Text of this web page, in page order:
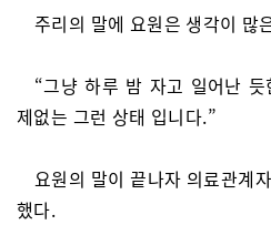
주리의 말에 요원은 생각이 많
“그냥 하루 밤 자고 일어난
제없는 그런 상태 입니다.”
요원의 말이 끝나자 의료관계
했다.